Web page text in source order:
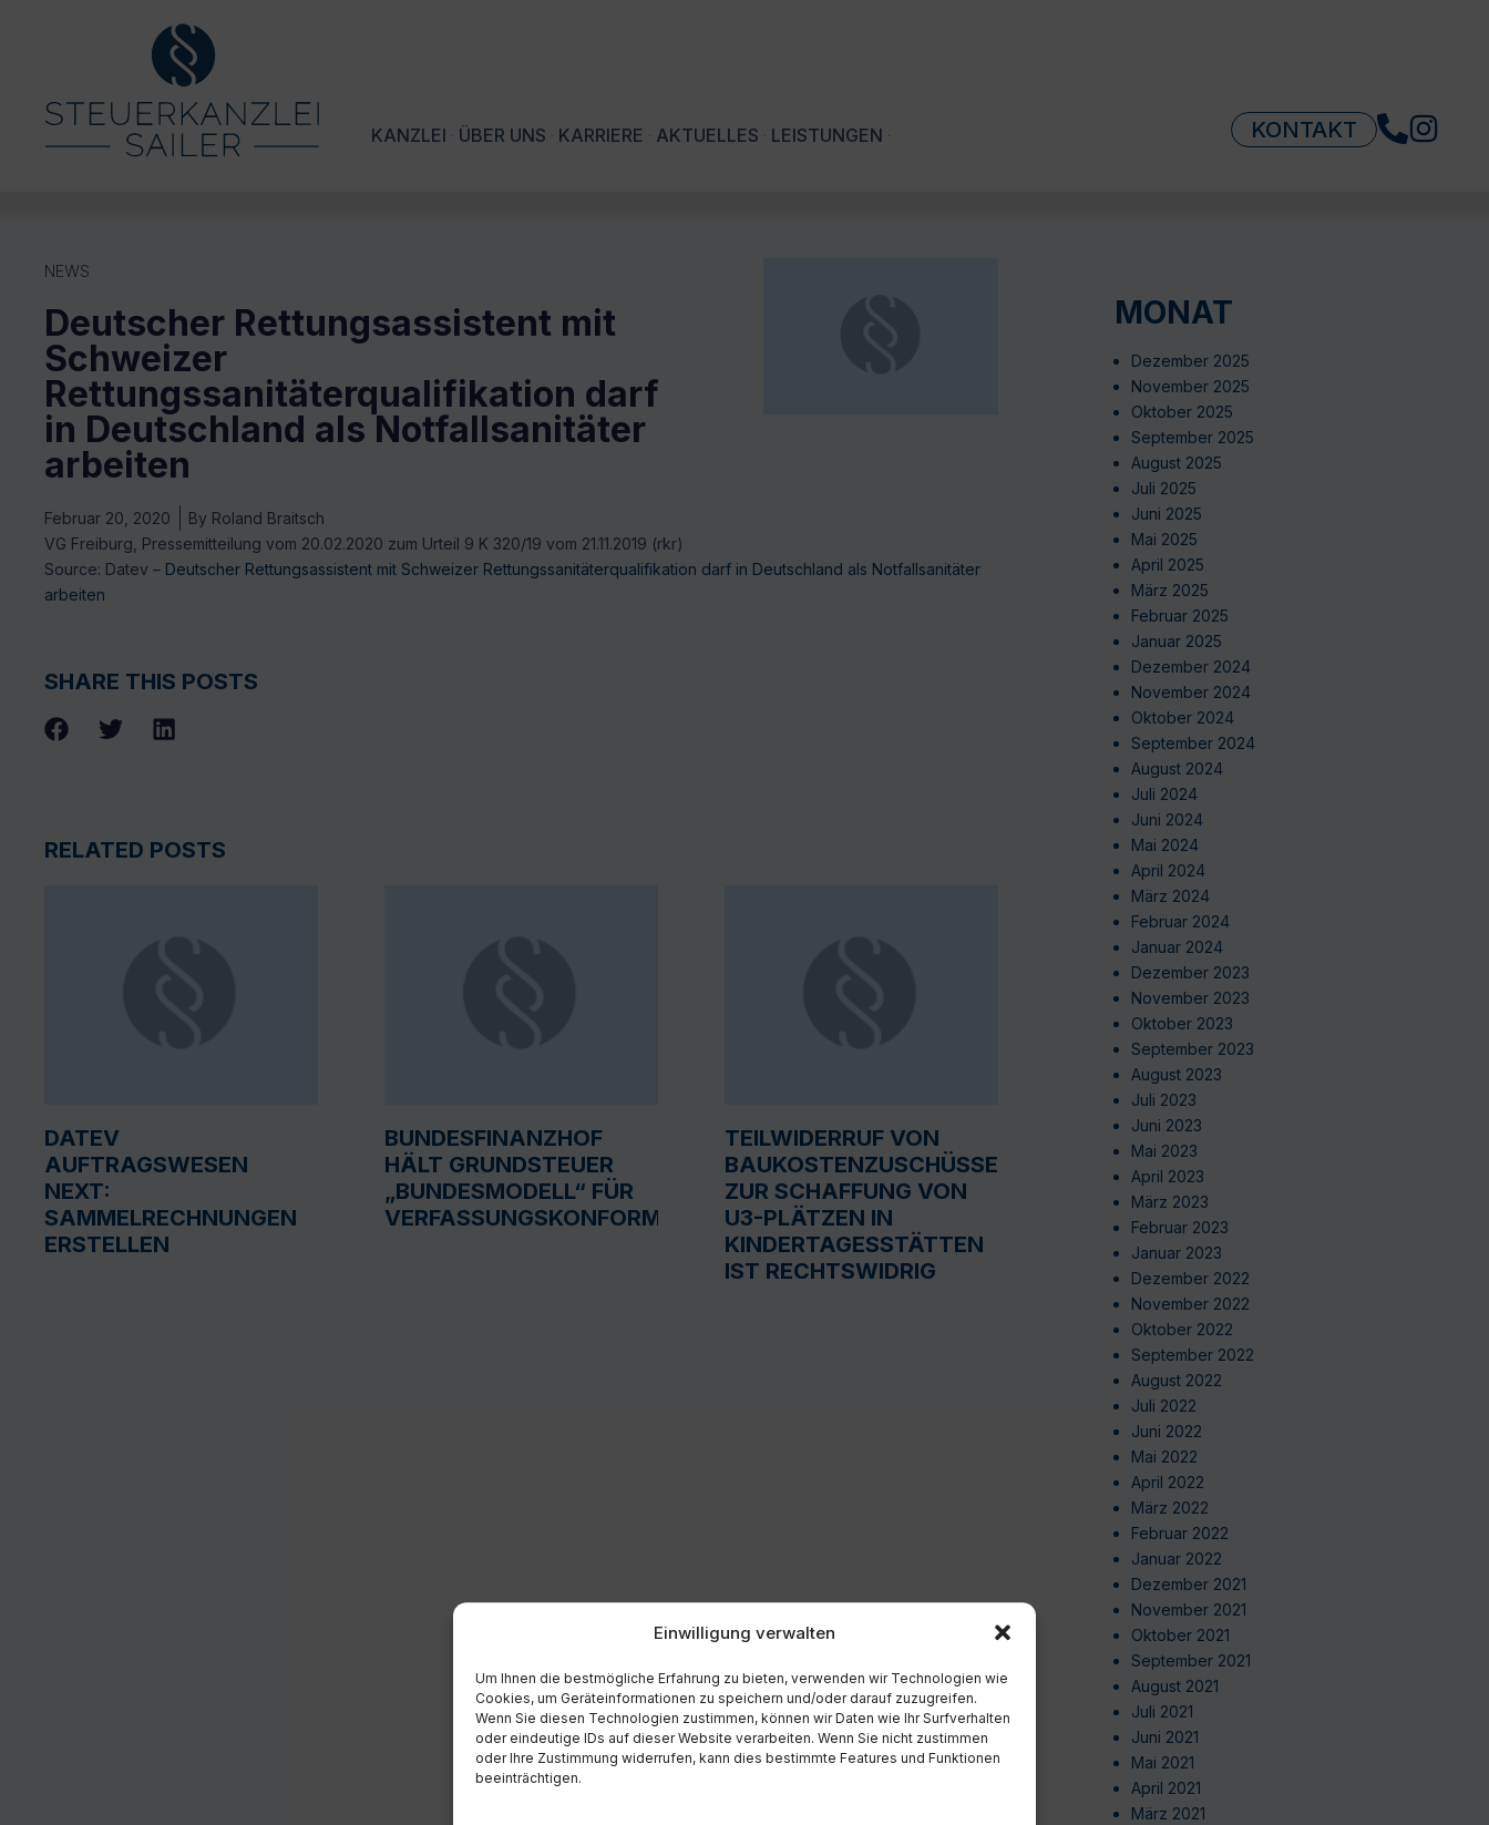
Einwilligung verwalten
Um Ihnen die bestmögliche Erfahrung zu bieten, verwenden wir Technologien wie
Cookies, um Geräteinformationen zu speichern und/oder darauf zuzugreifen.
Wenn Sie diesen Technologien zustimmen, können wir Daten wie Ihr Surfverhalten
oder eindeutige IDs auf dieser Website verarbeiten. Wenn Sie nicht zustimmen
oder Ihre Zustimmung widerrufen, kann dies bestimmte Features und Funktionen
beeinträchtigen.
KANZLEI ÜBER UNS KARRIERE AKTUELLES LEISTUNGEN KONTAKT
NEWS
Deutscher Rettungsassistent mit
Schweizer
Rettungssanitäterqualifikation darf
in Deutschland als Notfallsanitäter
arbeiten
Februar 20, 2020 By Roland Braitsch
VG Freiburg, Pressemitteilung vom 20.02.2020 zum Urteil 9 K 320/19 vom 21.11.2019 (rkr)
Source: Datev – Deutscher Rettungsassistent mit Schweizer Rettungssanitäterqualifikation darf in Deutschland als Notfallsanitäter
arbeiten
SHARE THIS POSTS
RELATED POSTS
DATEV
AUFTRAGSWESEN
NEXT:
SAMMELRECHNUNGEN
ERSTELLEN
BUNDESFINANZHOF
HÄLT GRUNDSTEUER
„BUNDESMODELL“ FÜR
VERFASSUNGSKONFORM
TEILWIDERRUF VON
BAUKOSTENZUSCHÜSSEN
ZUR SCHAFFUNG VON
U3-PLÄTZEN IN
KINDERTAGESSTÄTTEN
IST RECHTSWIDRIG
MONAT
Dezember 2025
November 2025
Oktober 2025
September 2025
August 2025
Juli 2025
Juni 2025
Mai 2025
April 2025
März 2025
Februar 2025
Januar 2025
Dezember 2024
November 2024
Oktober 2024
September 2024
August 2024
Juli 2024
Juni 2024
Mai 2024
April 2024
März 2024
Februar 2024
Januar 2024
Dezember 2023
November 2023
Oktober 2023
September 2023
August 2023
Juli 2023
Juni 2023
Mai 2023
April 2023
März 2023
Februar 2023
Januar 2023
Dezember 2022
November 2022
Oktober 2022
September 2022
August 2022
Juli 2022
Juni 2022
Mai 2022
April 2022
März 2022
Februar 2022
Januar 2022
Dezember 2021
November 2021
Oktober 2021
September 2021
August 2021
Juli 2021
Juni 2021
Mai 2021
April 2021
März 2021